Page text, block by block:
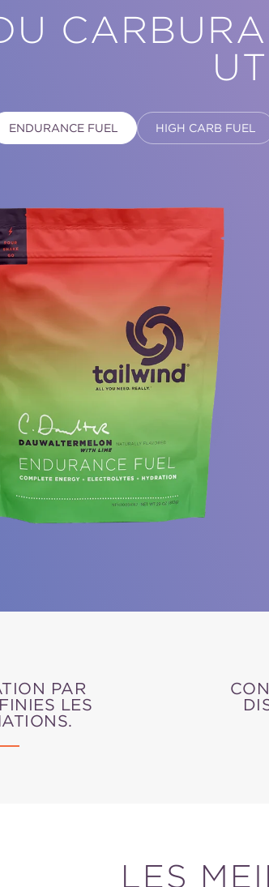
ENDURANCE FUEL HIGH CARB FUEL
PAR
LES
LES